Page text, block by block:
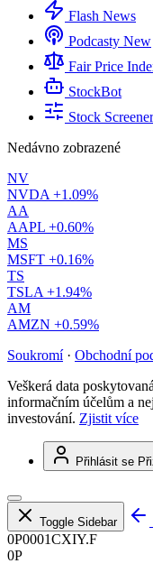
Flash News
Podcasty New
Fair Price
StockBot
Stock Screener
Nedávno zobrazené
NV
NVDA +1.09%
AA
AAPL +0.60%
MS
MSFT +0.16%
TS
TSLA +1.94%
AM
AMZN +0.59%
Soukromí · Obchodní
Veškerá data
informačním účelům a
investování. Zjistit více
Přihlásit se
Toggle Sidebar
0P0001CXIY.F
0P